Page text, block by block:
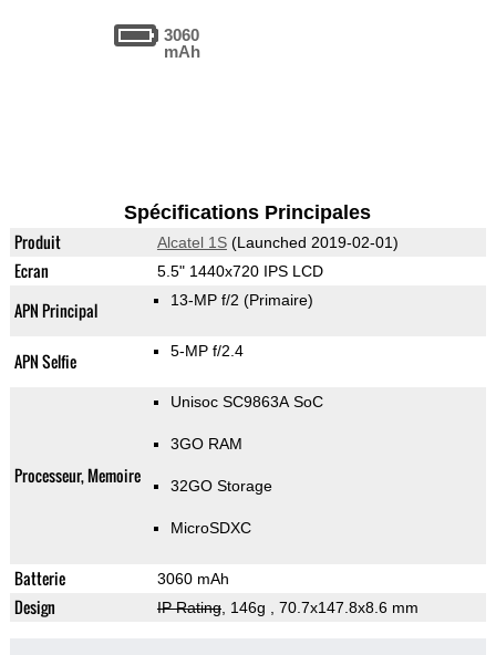
3060
mAh
Spécifications Principales
Produit Alcatel 1S(Launched 2019-02-01)
Ecran 5.5" 1440x720 IPS LCD
APN Principal 13-MP f/2 (Primaire)
APN Selfie 5-MP f/2.4
Processeur, Memoire
Unisoc SC9863A SoC
3GO RAM
32GO Storage
MicroSDXC
Batterie 3060 mAh
Design IP Rating, 146g , 70.7x147.8x8.6 mm